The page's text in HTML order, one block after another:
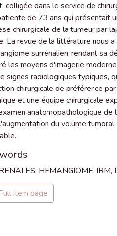
colligée dans le service de
de 73 ans qui présentait
chirurgicale de la tumeur par
La revue de la littérature nous
surrénalien, rendant sa
les moyens d'imagerie
signes radiologiques typiques,
chirurgicale de préférence
et une équipe chirurgicale
anatomopathologique
du volume
, HEMANGIOME, IRM,
Full item page